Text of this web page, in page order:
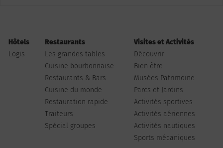
Hôtels
Logis
Restaurants
Les grandes tables
Cuisine bourbonnaise
Restaurants & Bars
Cuisine du monde
Restauration rapide
Traiteurs
Spécial groupes
Visites et Activités
Découvrir
Bien être
Musées Patrimoine
Parcs et Jardins
Activités sportives
Activités aériennes
Activités nautiques
Sports mécaniques